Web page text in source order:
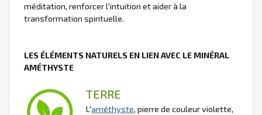
méditation, renforcer l'intuition et aider à la
transformation spirituelle.
LES ÉLÉMENTS NATURELS EN LIEN AVEC LE MINÉRAL
AMÉTHYSTE
TERRE
L'améthyste, pierre de couleur violette,